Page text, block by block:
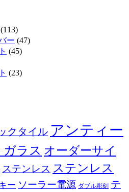
(113)
ー (47)
(45)
(23)
クタイル アンティー
ガラス オーダーサイ
ステンレス ステンレス
ー ソーラー電源 ダブル彫刻 テ